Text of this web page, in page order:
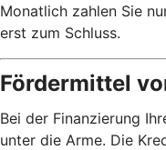
Monatlich zahlen Sie
erst zum Schluss.
Fördermittel
Bei der Finanzierung
unter die Arme. Die